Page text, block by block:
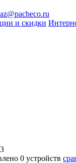
и скидки
0 устройств